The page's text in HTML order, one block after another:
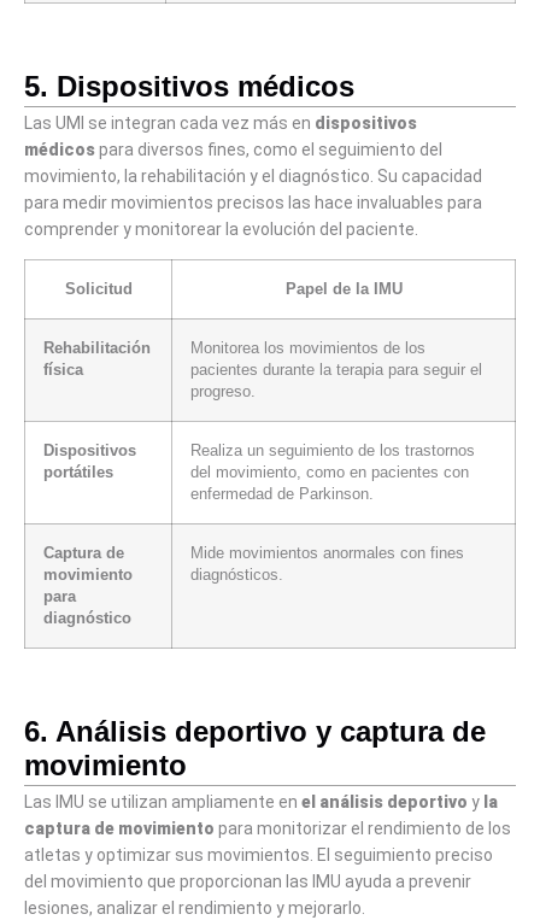
5. Dispositivos médicos
Las UMI se integran cada vez más en dispositivos
médicospara diversos fines, como el seguimiento del
movimiento, la rehabilitación y el diagnóstico. Su capacidad
para medir movimientos precisos las hace invaluables para
comprender y monitorear la evolución del paciente.
Solicitud Papel de la IMU
Rehabilitación
física
Monitorea los movimientos de los
pacientes durante la terapia para seguir el
progreso.
Dispositivos
portátiles
Realiza un seguimiento de los trastornos
del movimiento, como en pacientes con
enfermedad de Parkinson.
Captura de
movimiento
para
diagnóstico
Mide movimientos anormales con fines
diagnósticos.
6. Análisis deportivo y captura de
movimiento
Las IMU se utilizan ampliamente en el análisis deportivo y la
captura de movimiento para monitorizar el rendimiento de los
atletas y optimizar sus movimientos. El seguimiento preciso
del movimiento que proporcionan las IMU ayuda a prevenir
lesiones, analizar el rendimiento y mejorarlo.